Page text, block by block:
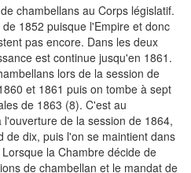
chambellans au Corps législatif.
1852 puisque l'Empire et donc
pas encore. Dans les deux
est continue jusqu'en 1861.
lors de la session de
et 1861 puis on tombe à sept
de 1863 (8). C'est au
de la session de 1864,
de dix, puis l'on se maintient dans
la Chambre décide de
de chambellan et le mandat de